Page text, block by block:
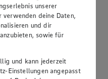
I, 1 kg
unserer
verwenden deine Daten,
und dir
sowie für
und kann jederzeit
Einstellungen angepasst